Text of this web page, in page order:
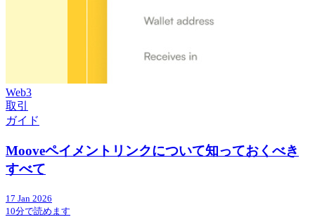
Web3
取引
ガイド
Mooveペイメントリンクについて知っておくべき
すべて
17 Jan 2026
10分で読めます